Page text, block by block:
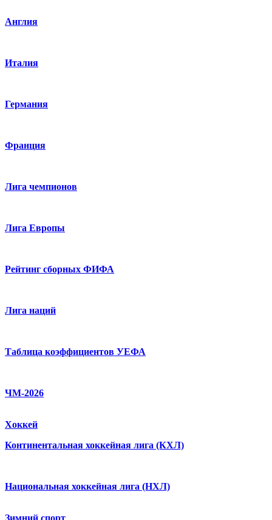
Англия
Италия
Германия
Франция
Лига чемпионов
Лига Европы
Рейтинг сборных ФИФА
Лига наций
Таблица коэффициентов УЕФА
ЧМ-2026
Хоккей
Континентальная хоккейная лига (КХЛ)
Национальная хоккейная лига (НХЛ)
Зимний спорт